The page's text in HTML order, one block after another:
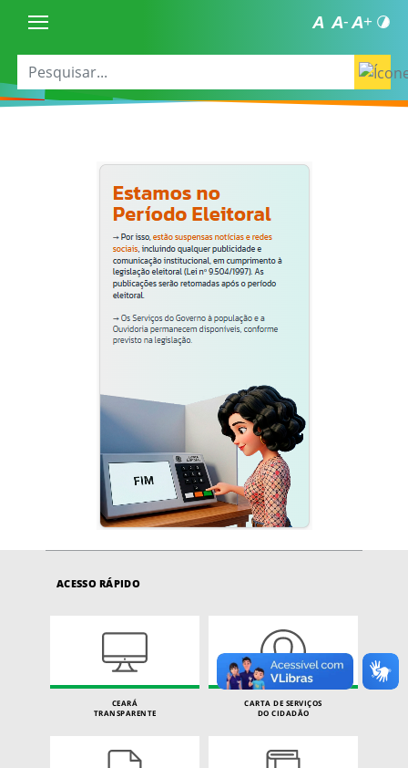
ACESSO RÁPIDO
CEARÁ
TRANSPARENTE
CARTA DE SERVIÇOS
DO CIDADÃO